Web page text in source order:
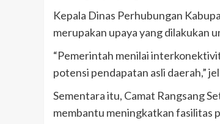
Kepala Dinas Perhubungan
merupakan upaya yang dilakukan
“Pemerintah menilai
potensi pendapatan asli daerah,”
Sementara itu, Camat Rangsang
membantu meningkatkan fasilitas